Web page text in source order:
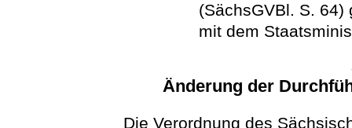
(SächsGVBl. S.
mit dem
Änderung der
Die Verordnung des